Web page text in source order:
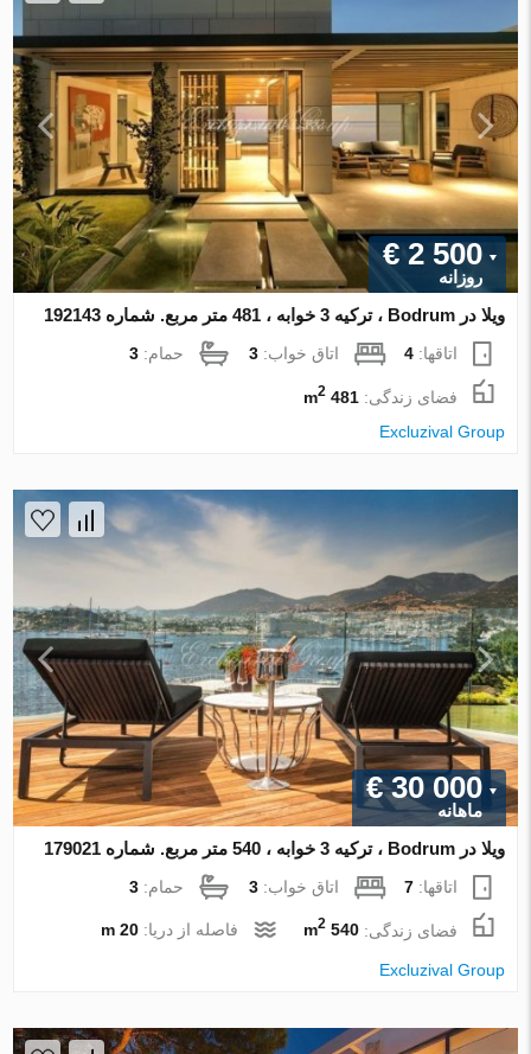
€ 2 500
روزانه
ویلا در Bodrum ، ترکیه 3 خوابه ، 481 متر مربع. شماره 192143
اتاقها:4 اتاق خواب:3 حمام:3
فضای زندگی:481 m
2
Excluzival Group
€ 30 000
ماهانه
ویلا در Bodrum ، ترکیه 3 خوابه ، 540 متر مربع. شماره 179021
اتاقها:7 اتاق خواب:3 حمام:3
فضای زندگی:540 m
2 فاصله از دریا:20 m
Excluzival Group